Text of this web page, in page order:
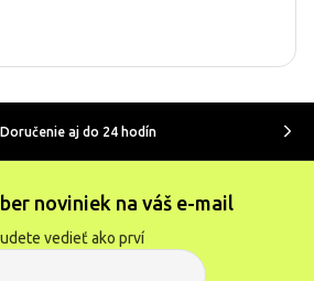
Doručenie aj do 24 hodín
noviniek na váš e-mail
vedieť ako prví